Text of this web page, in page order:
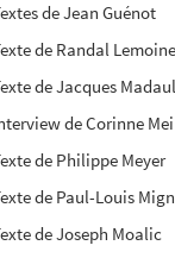
de Jean Guénot
de Randal
de Jacques
de Corinne
de Philippe Meyer
de Paul-Louis
de Joseph Moalic